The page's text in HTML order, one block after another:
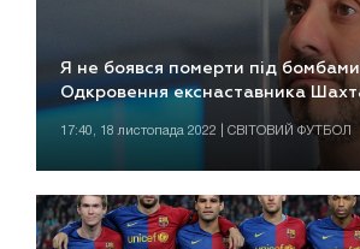
Я не боявся померти під
Одкровення екснаставника
17:40, 18 листопада 2022 | СВІТОВИЙ ФУТБОЛ